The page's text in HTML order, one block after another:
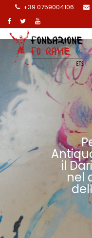
+39 0759004106
il
nel